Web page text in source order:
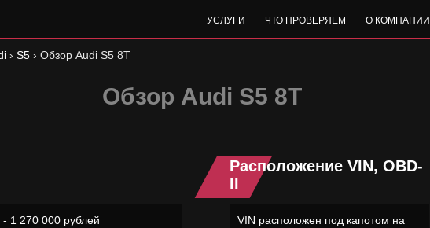
УСЛУГИ ЧТО ПРОВЕРЯЕМ О КОМПАНИИ
› S5 › Обзор Audi S5 8T
Обзор Audi S5 8T
1 270 000 рублей
Расположение VIN, OBD-
II
VIN расположен под капотом на